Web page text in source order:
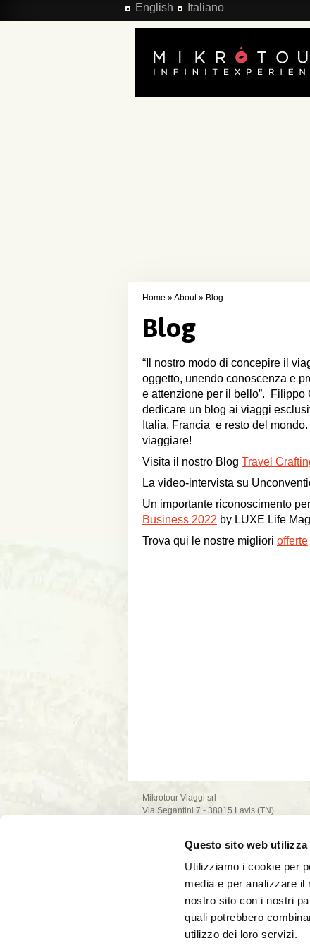
Questo sito web utilizza
Utilizziamo i cookie per
media e per analizzare
nostro sito con i nostri
quali potrebbero
utilizzo dei loro servizi.
Salta al contenuto principaleEnglish Italiano
Home »About» Blog
Blog
“Il nostro modo di concepire il
oggetto, unendo conoscenza e
e attenzione per il bello”. Filippo
dedicare un blog ai viaggi
Italia, Francia e resto del
viaggiare!
Visita il nostro Blog Travel
La video-intervista su
Un importante riconoscimento
Business 2022 by LUXE Life
Trova qui le nostre migliori offerte
Mikrotour Viaggi srl
Via Segantini 7 - 38015 Lavis (TN)
capitale sociale 10.000€
PEC: mikrotour @ legalmail.it
cookie policy